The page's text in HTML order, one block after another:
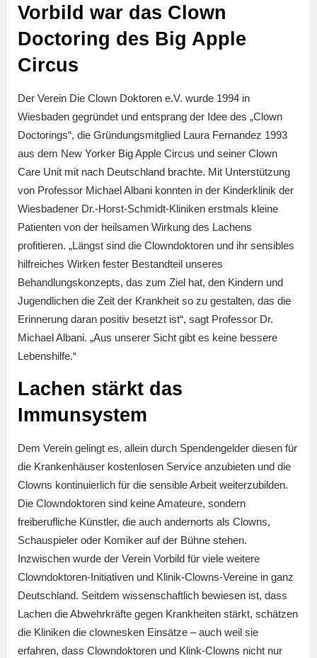
Vorbild war das Clown
Doctoring des Big Apple
Circus
Der Verein Die Clown Doktoren e.V. wurde 1994 in
Wiesbaden gegründet und entsprang der Idee des „Clown
Doctorings“, die Gründungsmitglied Laura Fernandez 1993
aus dem New Yorker Big Apple Circus und seiner Clown
Care Unit mit nach Deutschland brachte. Mit Unterstützung
von Professor Michael Albani konnten in der Kinderklinik der
Wiesbadener Dr.-Horst-Schmidt-Kliniken erstmals kleine
Patienten von der heilsamen Wirkung des Lachens
profitieren. „Längst sind die Clowndoktoren und ihr sensibles
hilfreiches Wirken fester Bestandteil unseres
Behandlungskonzepts, das zum Ziel hat, den Kindern und
Jugendlichen die Zeit der Krankheit so zu gestalten, das die
Erinnerung daran positiv besetzt ist“, sagt Professor Dr.
Michael Albani. „Aus unserer Sicht gibt es keine bessere
Lebenshilfe.“
Lachen stärkt das
Immunsystem
Dem Verein gelingt es, allein durch Spendengelder diesen für
die Krankenhäuser kostenlosen Service anzubieten und die
Clowns kontinuierlich für die sensible Arbeit weiterzubilden.
Die Clowndoktoren sind keine Amateure, sondern
freiberufliche Künstler, die auch andernorts als Clowns,
Schauspieler oder Komiker auf der Bühne stehen.
Inzwischen wurde der Verein Vorbild für viele weitere
Clowndoktoren-Initiativen und Klinik-Clowns-Vereine in ganz
Deutschland. Seitdem wissenschaftlich bewiesen ist, dass
Lachen die Abwehrkräfte gegen Krankheiten stärkt, schätzen
die Kliniken die clownesken Einsätze – auch weil sie
erfahren, dass Clowndoktoren und Klink-Clowns nicht nur